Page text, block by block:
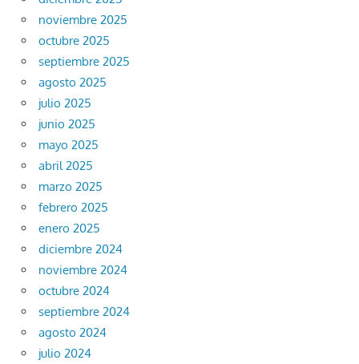
noviembre 2025
octubre 2025
septiembre 2025
agosto 2025
julio 2025
junio 2025
mayo 2025
abril 2025
marzo 2025
febrero 2025
enero 2025
diciembre 2024
noviembre 2024
octubre 2024
septiembre 2024
agosto 2024
julio 2024